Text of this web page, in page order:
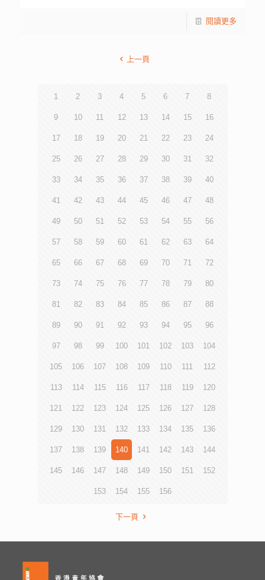
閱讀更多
上一頁
1 2 3 4 5 6 7 8
9 10 11 12 13 14 15 16
17 18 19 20 21 22 23 24
25 26 27 28 29 30 31 32
33 34 35 36 37 38 39 40
41 42 43 44 45 46 47 48
49 50 51 52 53 54 55 56
57 58 59 60 61 62 63 64
65 66 67 68 69 70 71 72
73 74 75 76 77 78 79 80
81 82 83 84 85 86 87 88
89 90 91 92 93 94 95 96
97 98 99 100 101 102 103 104
105 106 107 108 109 110 111 112
113 114 115 116 117 118 119 120
121 122 123 124 125 126 127 128
129 130 131 132 133 134 135 136
137 138 139 140 141 142 143 144
145 146 147 148 149 150 151 152
153 154 155 156
下一頁